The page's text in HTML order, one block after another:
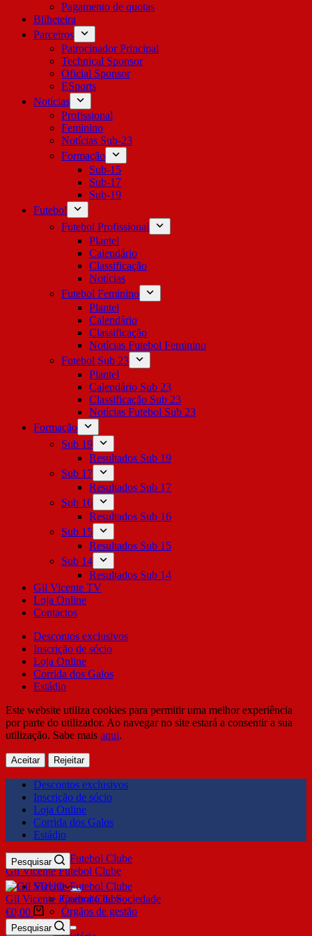
Pagamento de quotas
Bilheteira
Parceiros
Patrocinador Principal
Technical Sponsor
Oficial Sponsor
ESports
Notícias
Profissional
Feminino
Notícias Sub-23
Formação
Sub-15
Sub-17
Sub-19
Futebol
Futebol Profissional
Plantel
Calendário
Classificação
Notícias
Futebol Feminino
Plantel
Calendário
Classificação
Notícias Futebol Feminino
Futebol Sub 23
Plantel
Calendário Sub 23
Classificação Sub 23
Notícias Futebol Sub 23
Formação
Sub 19
Resultados Sub 19
Sub 17
Resultados Sub 17
Sub 16
Resultados Sub 16
Sub 15
Resultados Sub 15
Sub 14
Resultados Sub 14
Gil Vicente TV
Loja Online
Contactos
Descontos exclusivos
Inscrição de sócio
Loja Online
Corrida dos Galos
Estádio
Este website utiliza cookies para permitir uma melhor experiência
por parte do utilizador. Ao navegar no site estará a consentir a sua
utilização. Sabe mais aqui.
Aceitar Rejeitar
Descontos exclusivos
Inscrição de sócio
Loja Online
Corrida dos Galos
Estádio
Gil Vicente Futebol Clube
Pesquisar
SDUQ
Contrato de Sociedade
Órgãos de gestão
Clube
Gil Vicente Futebol Clube
€0,00
Pesquisar